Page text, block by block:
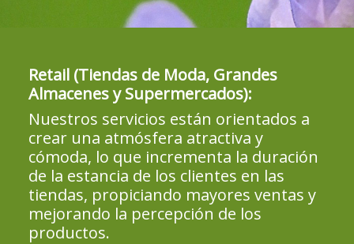
Retail (Tiendas de Moda, Grandes
Almacenes y Supermercados):
Nuestros servicios están orientados a
crear una atmósfera atractiva y
cómoda, lo que incrementa la duración
de la estancia de los clientes en las
tiendas, propiciando mayores ventas y
mejorando la percepción de los
productos.